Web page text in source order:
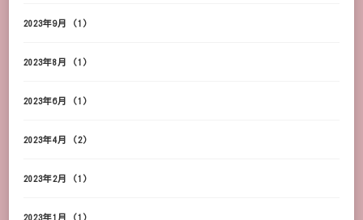
2023年9月 (1)
2023年8月 (1)
2023年6月 (1)
2023年4月 (2)
2023年2月 (1)
2023年1月 (1)